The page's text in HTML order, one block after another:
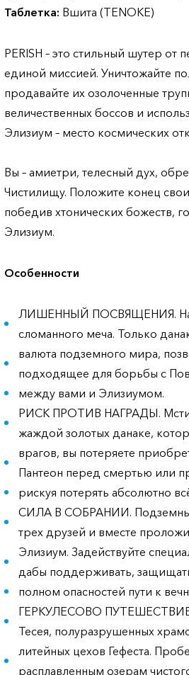
Таблетка: Вшита (TENOKE)
PERISH – это стильный шутер
единой миссией. Уничтожайте
продавайте их озолоченные
величественных боссов и
Элизиум – место космических
Вы – амиетри, телесный дух,
Чистилищу. Положите конец
победив хтонических божеств,
Элизиум.
Особенности
ЛИШЕННЫЙ ПОСВЯЩЕНИЯ.
сломанного меча. Только
валюта подземного мира,
подходящее для борьбы с
между вами и Элизиумом.
РИСК ПРОТИВ НАГРАДЫ.
жаждой золотых данаке,
врагов, вы потеряете
Пантеон перед смертью или
рискуя потерять абсолютно
СИЛА В СОБРАНИИ.
трех друзей и вместе
Элизиум. Задействуйте
дабы поддерживать,
полном опасностей пути к
ГЕРКУЛЕСОВО ПУТЕШЕСТВИЕ.
Тесея, полуразрушенных
литейных цехов Гефеста.
расплавленным озерам